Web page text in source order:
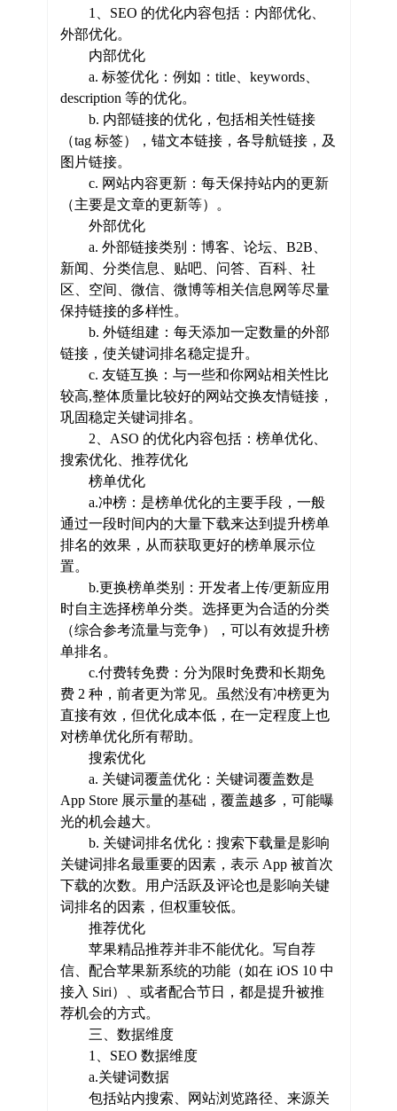
1、SEO 的优化内容包括：内部优化、
外部优化。
内部优化
a. 标签优化：例如：title、keywords、
description 等的优化。
b. 内部链接的优化，包括相关性链接
（tag 标签），锚文本链接，各导航链接，及
图片链接。
c. 网站内容更新：每天保持站内的更新
（主要是文章的更新等）。
外部优化
a. 外部链接类别：博客、论坛、B2B、
新闻、分类信息、贴吧、问答、百科、社
区、空间、微信、微博等相关信息网等尽量
保持链接的多样性。
b. 外链组建：每天添加一定数量的外部
链接，使关键词排名稳定提升。
c. 友链互换：与一些和你网站相关性比
较高,整体质量比较好的网站交换友情链接，
巩固稳定关键词排名。
2、ASO 的优化内容包括：榜单优化、
搜索优化、推荐优化
榜单优化
a.冲榜：是榜单优化的主要手段，一般
通过一段时间内的大量下载来达到提升榜单
排名的效果，从而获取更好的榜单展示位
置。
b.更换榜单类别：开发者上传/更新应用
时自主选择榜单分类。选择更为合适的分类
（综合参考流量与竞争），可以有效提升榜
单排名。
c.付费转免费：分为限时免费和长期免
费 2 种，前者更为常见。虽然没有冲榜更为
直接有效，但优化成本低，在一定程度上也
对榜单优化所有帮助。
搜索优化
a. 关键词覆盖优化：关键词覆盖数是
App Store 展示量的基础，覆盖越多，可能曝
光的机会越大。
b. 关键词排名优化：搜索下载量是影响
关键词排名最重要的因素，表示 App 被首次
下载的次数。用户活跃及评论也是影响关键
词排名的因素，但权重较低。
推荐优化
苹果精品推荐并非不能优化。写自荐
信、配合苹果新系统的功能（如在 iOS 10 中
接入 Siri）、或者配合节日，都是提升被推
荐机会的方式。
三、数据维度
1、SEO 数据维度
a.关键词数据
包括站内搜索、网站浏览路径、来源关